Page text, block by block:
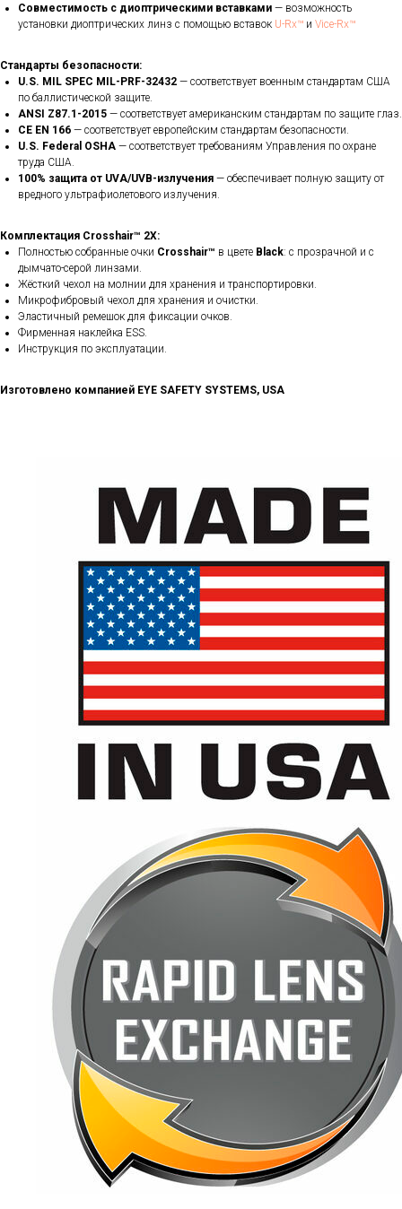
Совместимость с диоптрическими вставками — возможность
установки диоптрических линз с помощью вставок U-Rx™ и Vice-Rx™
Стандарты безопасности:
U.S. MIL SPEC MIL-PRF-32432 — соответствует военным стандартам США
по баллистической защите.
ANSI Z87.1-2015 — соответствует американским стандартам по защите глаз.
CE EN 166 — соответствует европейским стандартам безопасности.
U.S. Federal OSHA — соответствует требованиям Управления по охране
труда США.
100% защита от UVA/UVB-излучения — обеспечивает полную защиту от
вредного ультрафиолетового излучения.
Комплектация Crosshair™ 2X:
Полностью собранные очки Crosshair™ в цвете Black: с прозрачной и с
дымчато-серой​ линзами.
Жёсткий чехол на молнии для хранения и транспортировки.
Микрофибровый чехол для хранения и очистки.
Эластичный ремешок для фиксации очков.
Фирменная наклейка ESS.
Инструкция по эксплуатации.
Изготовлено компанией EYE SAFETY SYSTEMS, USA